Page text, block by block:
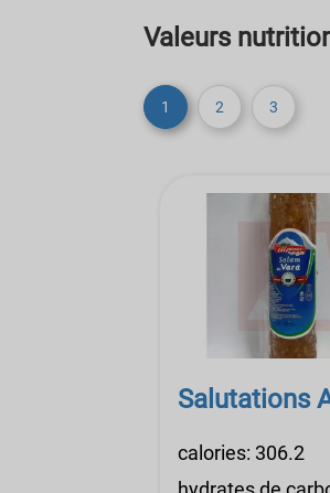
Valeurs
1
2 3
Salutations
calories: 306.2